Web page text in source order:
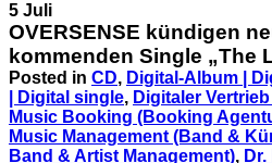
5 Juli
OVERSENSE kündigen
kommenden Single „The
Posted in CD, Digital-Album |
| Digital single, Digitaler
Music Booking (Booking
Music Management (Band &
Band & Artist Management),